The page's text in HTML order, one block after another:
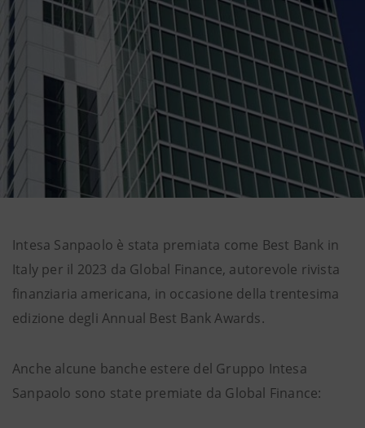
Intesa Sanpaolo è stata premiata come Best Bank in
Italy per il 2023 da Global Finance, autorevole rivista
finanziaria americana, in occasione della trentesima
edizione degli Annual Best Bank Awards.
Anche alcune banche estere del Gruppo Intesa
Sanpaolo sono state premiate da Global Finance: